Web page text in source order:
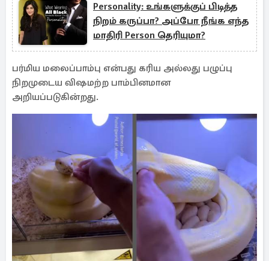
Personality: உங்களுக்குப் பிடித்த
நிறம் கருப்பா? அப்போ நீங்க எந்த
மாதிரி Person தெரியுமா?
பர்மிய மலைப்பாம்பு என்பது கரிய அல்லது பழுப்பு
நிறமுடைய விஷமற்ற பாம்பினமான
அறியப்படுகின்றது.